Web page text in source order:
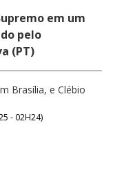
em um
pelo
(PT)
Brasília, e Clébio
- 02H24)